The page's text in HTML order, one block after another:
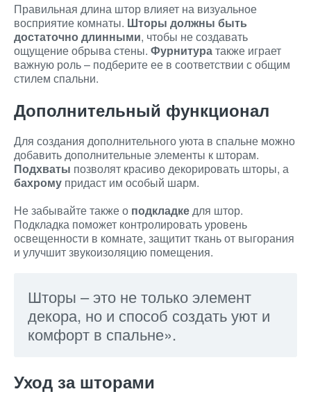
Правильная длина штор влияет на визуальное
восприятие комнаты. Шторы должны быть
достаточно длинными, чтобы не создавать
ощущение обрыва стены. Фурнитуратакже играет
важную роль – подберите ее в соответствии с общим
стилем спальни.
Дополнительный функционал
Для создания дополнительного уюта в спальне можно
добавить дополнительные элементы к шторам.
Подхваты позволят красиво декорировать шторы, а
бахрому придаст им особый шарм.
Не забывайте также о подкладкедля штор.
Подкладка поможет контролировать уровень
освещенности в комнате, защитит ткань от выгорания
и улучшит звукоизоляцию помещения.
Шторы – это не только элемент
декора, но и способ создать уют и
комфорт в спальне».
Уход за шторами